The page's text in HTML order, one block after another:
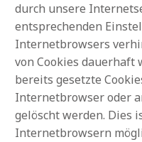
durch unsere
entsprechenden
Internetbrowsers
von Cookies dauerhaft
bereits gesetzte
Internetbrowser oder
gelöscht werden. Dies
Internetbrowsern